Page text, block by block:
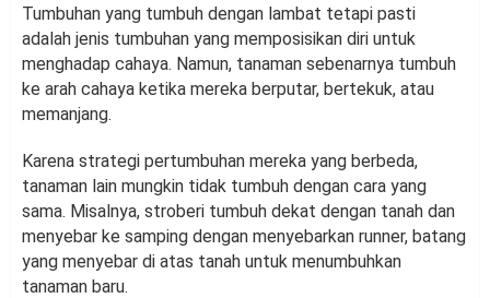
Tumbuhan yang tumbuh dengan lambat tetapi pasti
adalah jenis tumbuhan yang memposisikan diri untuk
menghadap cahaya. Namun, tanaman sebenarnya tumbuh
ke arah cahaya ketika mereka berputar, bertekuk, atau
memanjang.
Karena strategi pertumbuhan mereka yang berbeda,
tanaman lain mungkin tidak tumbuh dengan cara yang
sama. Misalnya, stroberi tumbuh dekat dengan tanah dan
menyebar ke samping dengan menyebarkan runner, batang
yang menyebar di atas tanah untuk menumbuhkan
tanaman baru.